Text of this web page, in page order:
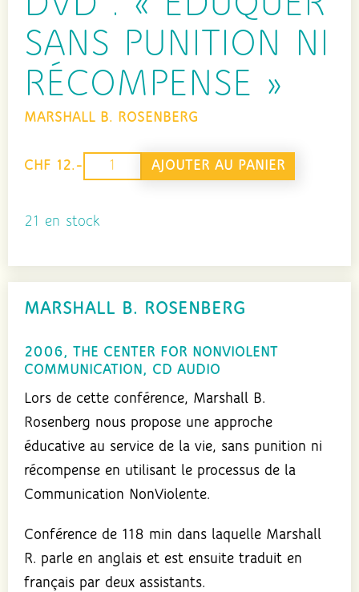
SANS PUNITION NI
RÉCOMPENSE »
MARSHALL B. ROSENBERG
CHF 12.-
21 en stock
quantité
DVD
sans
punition
récompense"
AJOUTER AU PANIER
MARSHALL B. ROSENBERG
2006, THE CENTER FOR NONVIOLENT
COMMUNICATION, CD AUDIO
Lors de cette conférence, Marshall B.
Rosenberg nous propose une approche
éducative au service de la vie, sans punition ni
récompense en utilisant le processus de la
Communication NonViolente.
Conférence de 118 min dans laquelle Marshall
R. parle en anglais et est ensuite traduit en
français par deux assistants.